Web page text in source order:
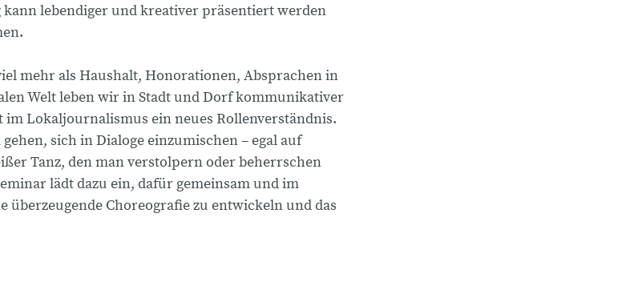
lebendiger und kreativer präsentiert werden
mehr als Haushalt, Honorationen, Absprachen in
Welt leben wir in Stadt und Dorf kommunikativer
im Lokaljournalismus ein neues Rollenverständnis.
sich in Dialoge einzumischen – egal auf
Tanz, den man verstolpern oder beherrschen
lädt dazu ein, dafür gemeinsam und im
überzeugende Choreografie zu entwickeln und das